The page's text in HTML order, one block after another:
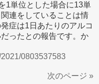
1単位とした場合に13単
連をしていることは情
症は1日あたりのアルコ
ったとの報告です。か
0803537583
次のページ »